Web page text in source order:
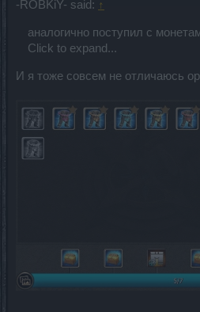
-ROBKiY- said: ↑
аналогично поступил с
Click to expand...
И я тоже совсем не отличаюсь